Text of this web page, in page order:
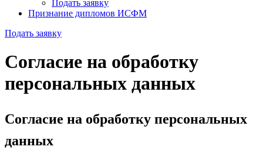
Подать заявку
Признание дипломов ИСФМ
Подать заявку
Согласие на обработку
персональных данных
Согласие на обработку персональных
данных